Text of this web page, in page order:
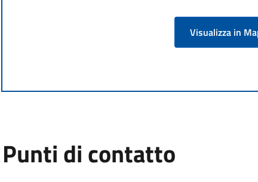
Visualizza in
Punti di contatto